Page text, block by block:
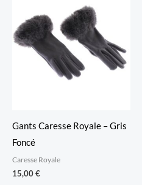
Gants Caresse Royale – Gris
Foncé
Caresse Royale
15,00€